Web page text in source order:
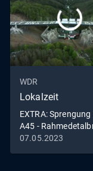
WDR
Lokalzeit
EXTRA:
A45 -
in Lüdenscheid fällt
07.05.2023